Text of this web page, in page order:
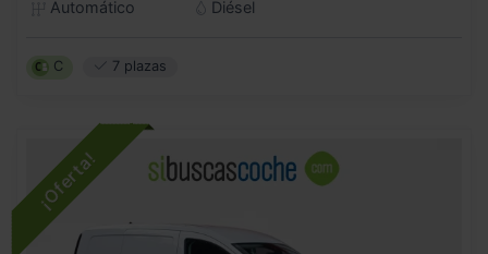
Automático Diésel
C 7 plazas